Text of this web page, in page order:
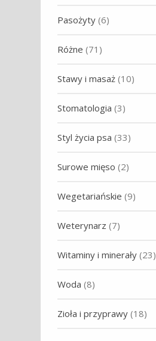
Pasożyty (6)
Różne (71)
Stawy i masaż (10)
Stomatologia (3)
Styl życia psa (33)
Surowe mięso (2)
Wegetariańskie (9)
Weterynarz (7)
Witaminy i minerały (23)
Woda (8)
Zioła i przyprawy (18)